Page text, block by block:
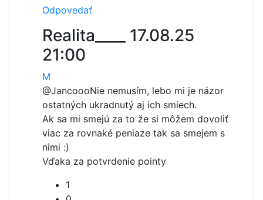
Odpovedať
Realita____ 17.08.25
21:00
M
@JancoooNie nemusím, lebo mi je názor
ostatných ukradnutý aj ich smiech.
Ak sa mi smejú za to že si môžem dovoliť
viac za rovnaké peniaze tak sa smejem s
nimi :)
Vďaka za potvrdenie pointy
1